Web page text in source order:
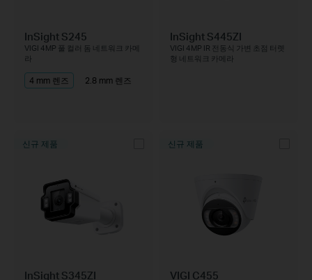
InSight S245
VIGI 4MP 풀 컬러 돔 네트워크 카메
라
4 mm 렌즈 2.8 mm 렌즈
InSight S445ZI
VIGI 4MP IR 전동식 가변 초점 터렛
형 네트워크 카메라
신규 제품
InSight S345ZI
신규 제품
VIGI C455